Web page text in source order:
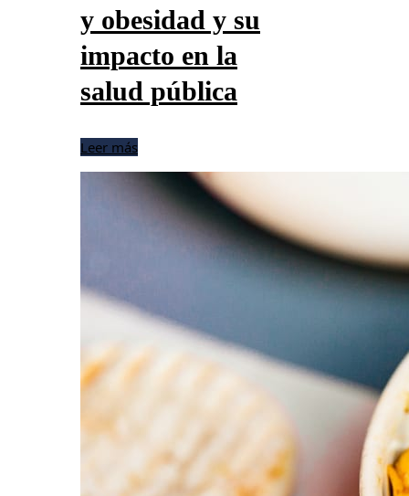
y obesidad y su
impacto en la
salud pública
Leer más